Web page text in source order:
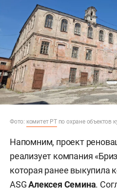
Фото: комитет РТпо охране объектов
Напомним, проект
реализует компания
которая ранее выкупила
ASGАлексея Семина.